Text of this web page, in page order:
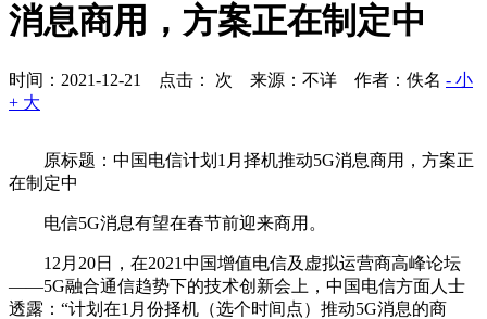
消息商用，方案正在制定中
时间：2021-12-21 点击： 次 来源：不详 作者：佚名 - 小
+ 大
原标题：中国电信计划1月择机推动5G消息商用，方案正
在制定中
电信5G消息有望在春节前迎来商用。
12月20日，在2021中国增值电信及虚拟运营商高峰论坛
——5G融合通信趋势下的技术创新会上，中国电信方面人士
透露：“计划在1月份择机（选个时间点）推动5G消息的商